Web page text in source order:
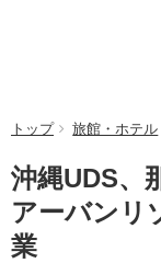
トップ 旅館・ホテル
沖縄UDS、
アーバンリ
業